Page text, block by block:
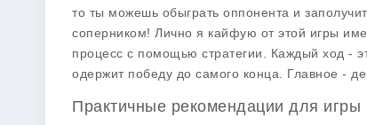
то ты можешь обыграть оппонента и
соперником! Лично я кайфую от этой игры
процесс с помощью стратегии. Каждый ход -
одержит победу до самого конца. Главное -
Практичные рекомендации для игры